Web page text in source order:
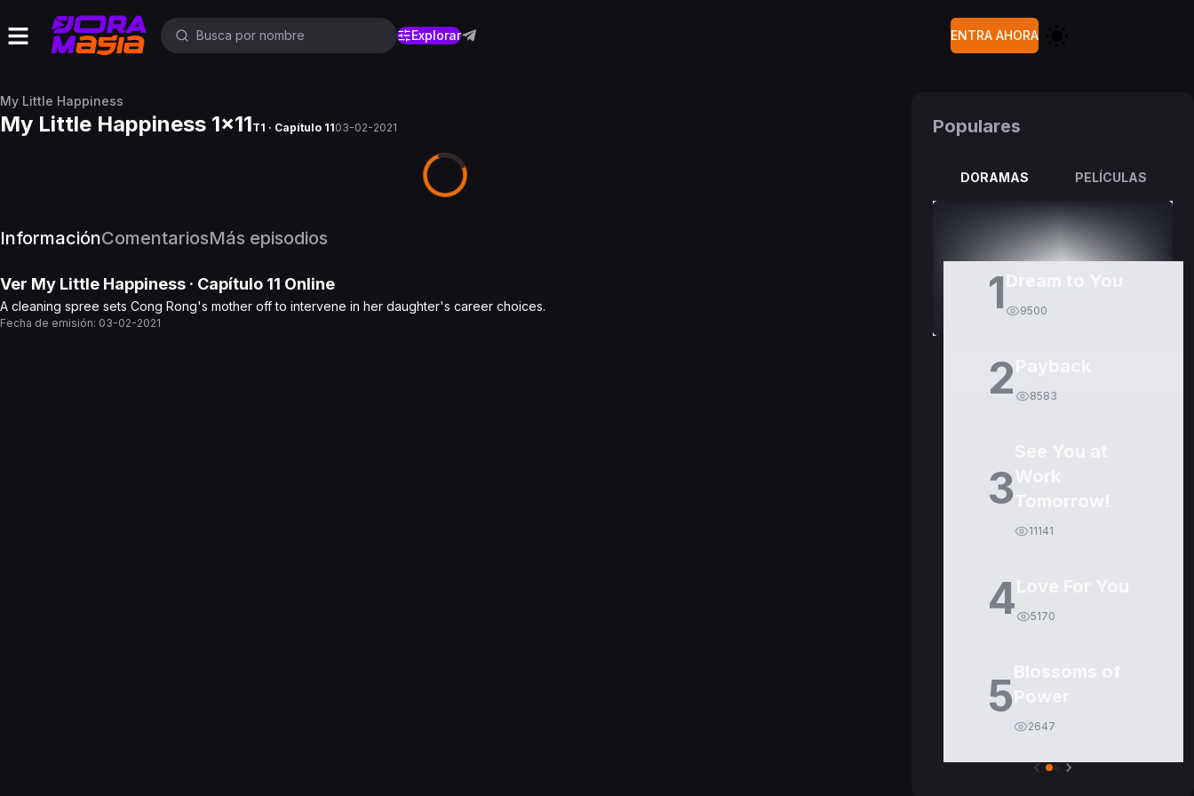
Explorar ENTRA AHORA
My Little Happiness
My Little Happiness 1x11T1 · Capítulo 1103-02-2021
InformaciónComentariosMás episodios
Ver My Little Happiness · Capítulo 11 Online
A cleaning spree sets Cong Rong's mother off to intervene in her daughter's career choices.
Fecha de emisión: 03-02-2021
Populares
DORAMAS PELÍCULAS
1 9500
2 8583
3
11141
4 5170
5
2647